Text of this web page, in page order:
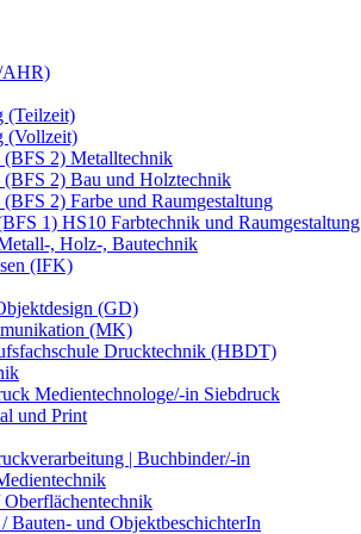
AHR)
(Teilzeit)
(Vollzeit)
2) Metalltechnik
2) Bau und Holztechnik
2) Farbe und Raumgestaltung
1) HS10 Farbtechnik und Raumgestaltung
, Holz-, Bautechnik
(IFK)
(GD)
(MK)
Drucktechnik (HBDT)
Medientechnologe/-in Siebdruck
und Print
| Buchbinder/-in
Bauten- und ObjektbeschichterIn